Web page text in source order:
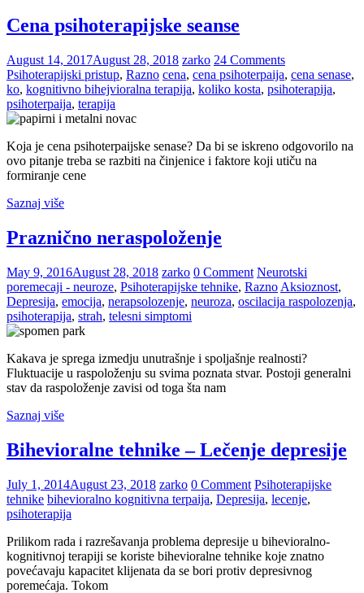
Cena psihoterapijske seanse
August 14, 2017August 28, 2018 zarko 24 Comments
Psihoterapijski pristup, Razno cena, cena psihoterpaija, cena senase,
ko, kognitivno bihejvioralna terapija, koliko kosta, psihoterapija,
psihoterpaija, terapija
Koja je cena psihoterpaijske senase? Da bi se iskreno odgovorilo na
ovo pitanje treba se razbiti na činjenice i faktore koji utiču na
formiranje cene
Saznaj više
Praznično neraspoloženje
May 9, 2016August 28, 2018 zarko 0 Comment Neurotski
poremecaji - neuroze, Psihoterapijske tehnike, Razno Aksioznost,
Depresija, emocija, nerapsolozenje, neuroza, oscilacija raspolozenja,
psihoterapija, strah, telesni simptomi
Kakava je sprega izmedju unutrašnje i spoljašnje realnosti?
Fluktuacije u raspoloženju su svima poznata stvar. Postoji generalni
stav da raspoloženje zavisi od toga šta nam
Saznaj više
Bihevioralne tehnike – Lečenje depresije
July 1, 2014August 23, 2018 zarko 0 Comment Psihoterapijske
tehnike bihevioralno kognitivna terpaija, Depresija, lecenje,
psihoterapija
Prilikom rada i razrešavanja problema depresije u bihevioralno-
kognitivnoj terapiji se koriste bihevioralne tehnike koje znatno
povećavaju kapacitet klijenata da se bori protiv depresivnog
poremećaja. Tokom